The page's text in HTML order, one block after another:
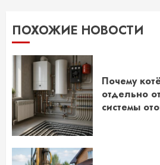
ПОХОЖИЕ НОВОСТИ
Почему
отдельно
системы